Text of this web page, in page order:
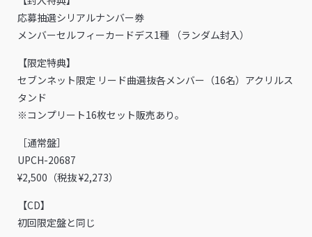
応募抽選シリアルナンバー券
メンバーセルフィーカードデス1種 （ランダム封入）
【限定特典】
セブンネット限定 リード曲選抜各メンバー（16名）アクリルス
タンド
※コンプリート16枚セット販売あり。
［通常盤］
UPCH-20687
¥2,500（税抜 ¥2,273）
【CD】
初回限定盤と同じ